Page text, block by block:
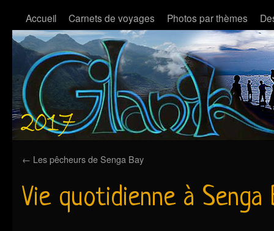
Accueil Carnets de voyages Photos par thèmes
← Les pêcheurs de Senga Bay
Vie quotidienne à Senga